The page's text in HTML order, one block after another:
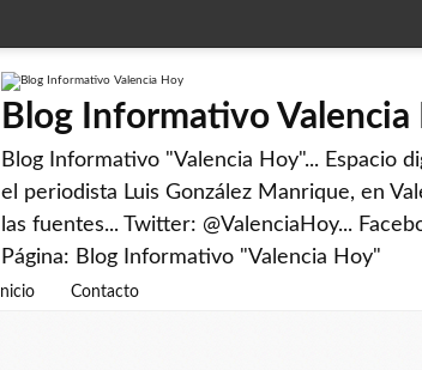
Blog Informativo Valencia
Blog Informativo "Valencia Hoy"... Espacio
el periodista Luis González Manrique, en
las fuentes... Twitter: @ValenciaHoy...
Página: Blog Informativo "Valencia Hoy"
Inicio Contacto